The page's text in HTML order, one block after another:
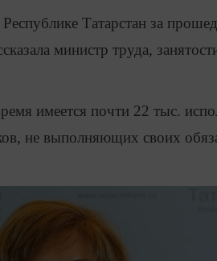
Татарстан за
министр труда,
имеется почти 22 тыс.
не выполняющих своих